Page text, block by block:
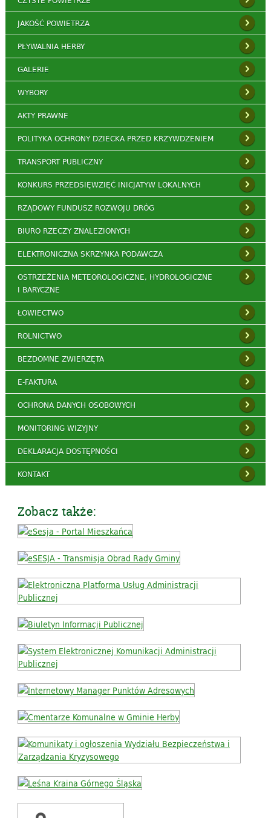
JAKOŚĆ POWIETRZA
PŁYWALNIA HERBY
GALERIE
WYBORY
AKTY PRAWNE
POLITYKA OCHRONY DZIECKA PRZED KRZYWDZENIEM
TRANSPORT PUBLICZNY
KONKURS PRZEDSIĘWZIĘĆ INICJATYW LOKALNYCH
RZĄDOWY FUNDUSZ ROZWOJU DRÓG
BIURO RZECZY ZNALEZIONYCH
ELEKTRONICZNA SKRZYNKA PODAWCZA
OSTRZEŻENIA METEOROLOGICZNE, HYDROLOGICZNE
I BARYCZNE
ŁOWIECTWO
ROLNICTWO
BEZDOMNE ZWIERZĘTA
E-FAKTURA
OCHRONA DANYCH OSOBOWYCH
MONITORING WIZYJNY
DEKLARACJA DOSTĘPNOŚCI
KONTAKT
Zobacz także: